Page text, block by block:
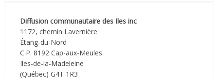
Diffusion communautaire des Iles inc
1172, chemin Lavernière
Étang-du-Nord
C.P. 8192 Cap-aux-Meules
Iles-de-la-Madeleine
(Québec) G4T 1R3